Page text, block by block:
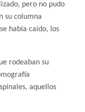
pero no pudo
su columna
había caído, los
rodeaban su
aquellos